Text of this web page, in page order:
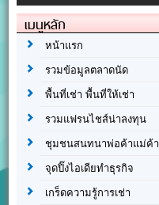
เมนูหลัก
หน้าแรก
รวมข้อมูลตลาดนัด
พื้นที่เช่า พื้นที่ให้เช่า
รวมแฟรนไชส์น่าลงทุน
ชุมชนสนทนาพ่อค้าแม่ค้า
จุดปิ๊งไอเดียทำธุรกิจ
เกร็ดความรู้การเช่า